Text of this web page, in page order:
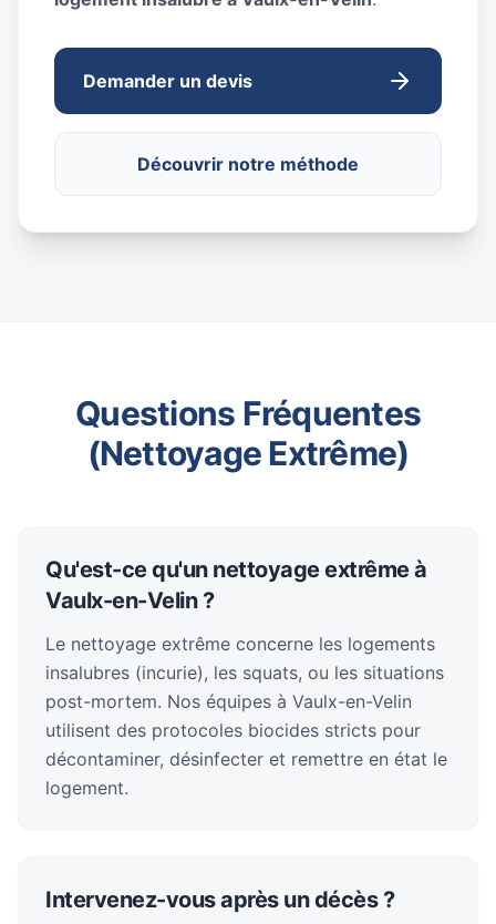
Demander un devis
Découvrir notre méthode
Questions Fréquentes
(Nettoyage Extrême)
Qu'est-ce qu'un nettoyage extrême à
Vaulx-en-Velin ?
Le nettoyage extrême concerne les logements
insalubres (incurie), les squats, ou les situations
post-mortem. Nos équipes à Vaulx-en-Velin
utilisent des protocoles biocides stricts pour
décontaminer, désinfecter et remettre en état le
logement.
Intervenez-vous après un décès ?